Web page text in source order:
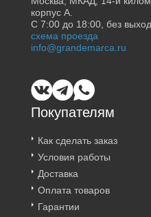
Покупателям
Как сделать заказ
Условия работы
Доставка
Оплата товаров
Гарантии
корпус А.
С 7:00 до 18:00, без
схема проезда
info@grandemarca.ru